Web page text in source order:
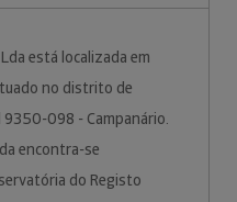
está localizada em
no distrito de
9350-098 - Campanário.
encontra-se
do Registo